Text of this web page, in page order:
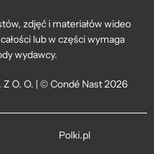
zdjęć i materiałów wideo
lub w części wymaga
wydawcy.
O. O. | © Condé Nast 2026
Polki.pl